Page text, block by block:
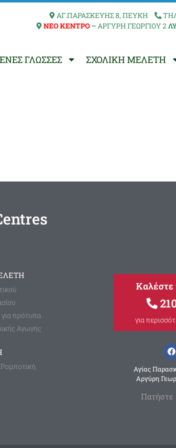
ΑΓ.ΠΑΡΑΣΚΕΥΗΣ 8, ΠΕΥΚΗ
ΝΕΟ ΚΕΝΤΡΟ –ΑΡΓΥΡΗ ΓΕΩΡΓΙΟΥ 2
ΓΛΩΣΣΕΣ ΣΧΟΛΙΚΗ ΜΕΛΕΤΗ
πρότυπα
Αγωγής
Καλέστε
για
Αγίας
Αργύρη
Πατήστε